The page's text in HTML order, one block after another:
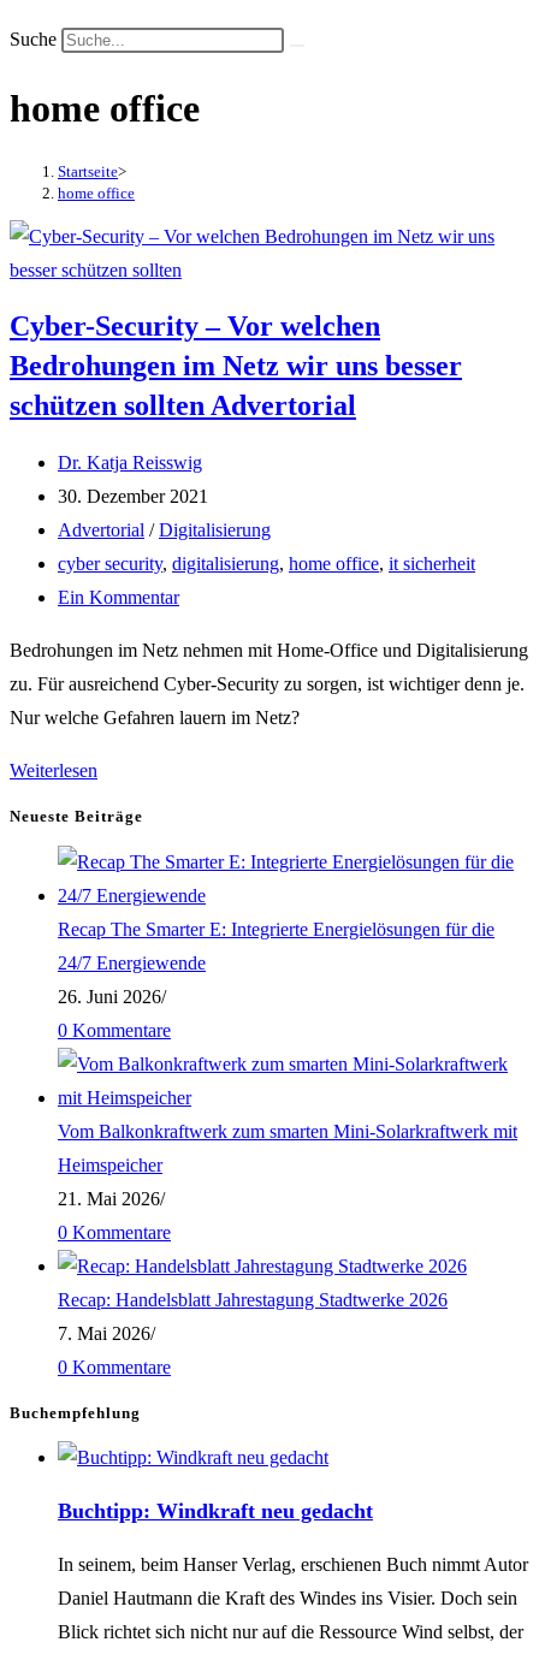
Suche
home office
Startseite>
home office
Cyber-Security – Vor welchen
Bedrohungen im Netz wir uns besser
schützen solltenAdvertorial
Beitrags-
Autor:
Dr. Katja Reisswig
Beitrag
veröffentlicht:
30. Dezember 2021
Beitrags-
Kategorie:
Advertorial / Digitalisierung
Post
tag:
cyber security, digitalisierung, home office, it sicherheit
Beitrags-
Ein Kommentar
Bedrohungen im Netz nehmen mit Home-Office und Digitalisierung
zu. Für ausreichend Cyber-Security zu sorgen, ist wichtiger denn je.
Nur welche Gefahren lauern im Netz?
Weiterlesen
Vor
welchen
Bedrohungen
im
Netz
wir
uns
besser
schützen
sollten
Neueste Beiträge
Recap The Smarter E: Integrierte Energielösungen für die
24/7 Energiewende
26. Juni 2026/
0 Kommentare
Vom Balkonkraftwerk zum smarten Mini-Solarkraftwerk mit
Heimspeicher
21. Mai 2026/
0 Kommentare
Recap: Handelsblatt Jahrestagung Stadtwerke 2026
7. Mai 2026/
0 Kommentare
Buchempfehlung
Buchtipp: Windkraft neu gedacht
In seinem, beim Hanser Verlag, erschienen Buch nimmt Autor
Daniel Hautmann die Kraft des Windes ins Visier. Doch sein
Blick richtet sich nicht nur auf die Ressource Wind selbst, der